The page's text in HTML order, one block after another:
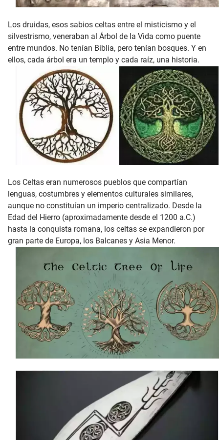
Los druidas, esos sabios celtas entre el misticismo y el
silvestrismo, veneraban al Árbol de la Vida como puente
entre mundos. No tenían Biblia, pero tenían bosques. Y en
ellos, cada árbol era un templo y cada raíz, una historia.
Los Celtas eran numerosos pueblos que compartían
lenguas, costumbres y elementos culturales similares,
aunque no constituían un imperio centralizado. Desde la
Edad del Hierro (aproximadamente desde el 1200 a.C.)
hasta la conquista romana, los celtas se expandieron por
gran parte de Europa, los Balcanes y Asia Menor.